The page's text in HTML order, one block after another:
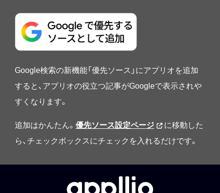
Google検索の新機能「優先ソース」にアプリオを追加
すると、アプリオの役立つ記事がGoogleで表示されや
すくなります。
追加はかんたん。 優先ソース設定ページ
に移動した
ら、チェックボックスにチェックを入れるだけです。